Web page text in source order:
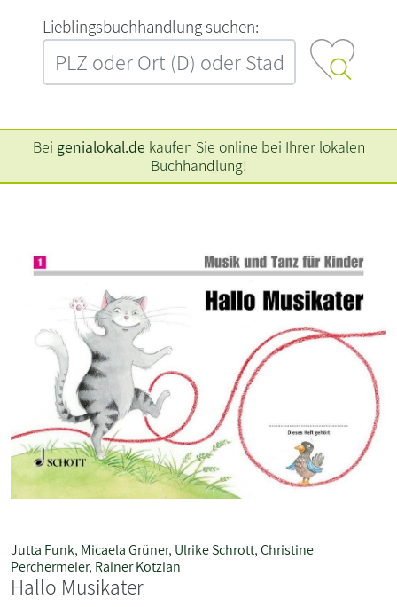
L‍i‍e‍b‍l‍i‍n‍g‍s‍b‍u‍c‍h‍h‍a‍n‍d‍l‍u‍n‍g‍ ‍s‍u‍c‍h‍e‍n‍:‍
Bei genialokal.de kaufen Sie online bei Ihrer lokalen
Buchhandlung!
Jutta Funk, Micaela Grüner, Ulrike Schrott,Christine
Perchermeier, Rainer Kotzian
Hallo Musikater